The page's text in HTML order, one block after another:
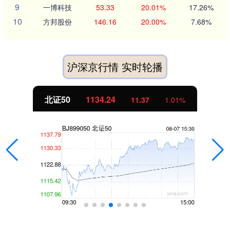
9 一博科技 53.33 20.01% 17.26%
10 方邦股份 146.16 20.00% 7.68%
沪深京行情 实时轮播
北证50 1134.24 11.37 1.01%